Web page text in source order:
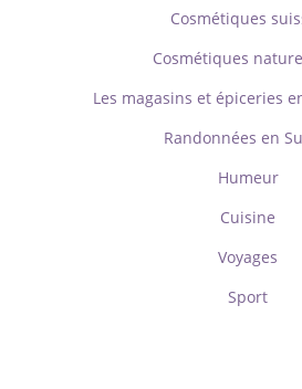
Cosmétiques
Cosmétiques
Les magasins et épiceries
Randonnées en
Humeur
Cuisine
Voyages
Sport